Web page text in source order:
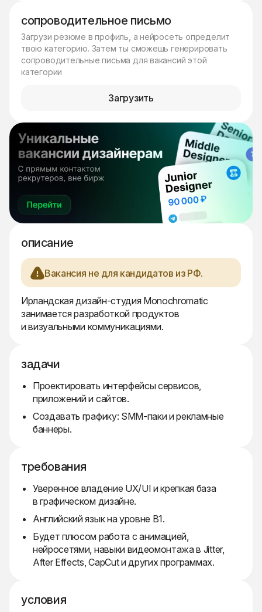
сопроводительное письмо
Загрузи резюме в профиль, а нейросеть определит
твою категорию. Затем ты сможешь генерировать
сопроводительные письма для вакансий этой
категории
Загрузить
описание
Вакансия не для кандидатов из РФ.
Ирландская дизайн-студия Monochromatic
занимается разработкой продуктов
и визуальными коммуникациями.
задачи
Проектировать интерфейсы сервисов,
приложений и сайтов.
Создавать графику: SMM-паки и рекламные
баннеры.
требования
Уверенное владение UX/UI и крепкая база
в графическом дизайне.
Английский язык на уровне B1.
Будет плюсом работа с анимацией,
нейросетями, навыки видеомонтажа в Jitter,
After Effects, CapCut и других программах.
условия